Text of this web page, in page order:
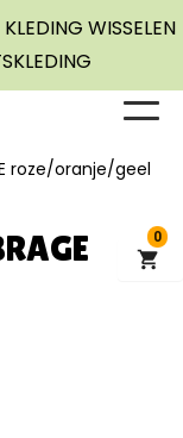
WISSELEN
roze/oranje/geel
0